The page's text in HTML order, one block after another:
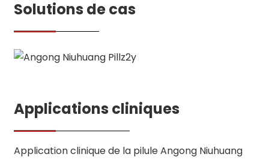
Solutions de cas
Applications cliniques
Application clinique de la pilule Angong Niuhuang